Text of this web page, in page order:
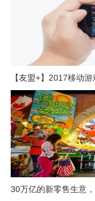
【友盟+】2017移动
30万亿的新零售生意